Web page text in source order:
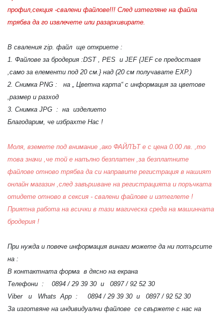
профил,секция -свалени файлове!!! След изтегляне на файла
трябва да го извлечете или разархивирате.
В сваления zip. файл ще откриете :
1. Файлове за бродерия :DST , PES и JEF {JEF се предоставя
,само за елементи под 20 см.} над (20 см получавате EXP.)
2. Снимка PNG : на „ Цветна карта“ с информация за цветове
,размер и разход
3. Снимка JPG : на изделието
Благодарим, че избрахте Нас !
Моля, вземете под внимание ,ако ФАЙЛЪТ е с цена 0.00 лв. ,то
това значи ,че той е напълно безплатен ,за безплатните
файлове отново трябва да си направите регистрация в нашият
онлайн магазин ,след завършване на регистрацията и поръчката
отидете отново в сексия - свалени файлове и изтеглете !
Приятна работа на всички в тази магическа среда на машинната
бродерия !
При нужда и повече информация винаги можете да ни потърсите
на :
В контактната форма в дясно на екрана
Телефони : 0894 / 29 39 30 и 0897 / 92 52 30
Viber и Whats App : 0894 / 29 39 30 и 0897 / 92 52 30
За изготвяне на индивидуални файлове се свържете с нас на